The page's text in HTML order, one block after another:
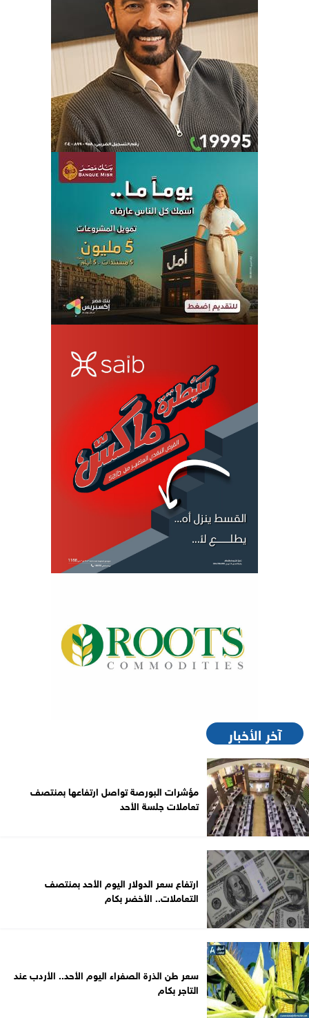
آخر الأخبار
مؤشرات البورصة تواصل ارتفاعها بمنتصف
تعاملات جلسة الأحد
ارتفاع سعر الدولار اليوم الأحد بمنتصف
التعاملات.. الأخضر بكام
سعر طن الذرة الصفراء اليوم الأحد.. الأردب عند
التاجر بكام